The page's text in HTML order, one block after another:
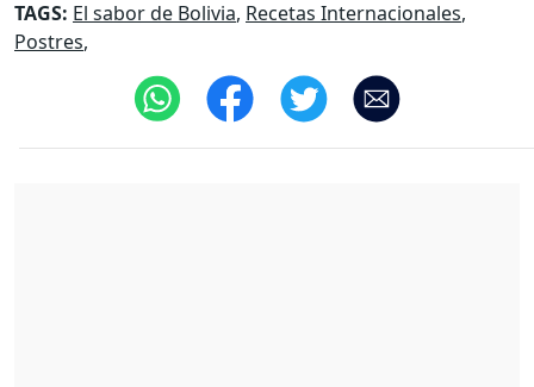
TAGS: El sabor de Bolivia, Recetas Internacionales,
Postres,